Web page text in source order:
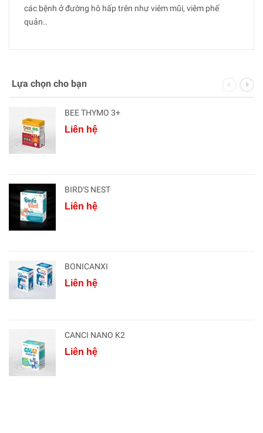
các bệnh ở đường hô hấp trên như viêm mũi, viêm phế
quản..
Lựa chọn cho bạn
BEE THYMO 3+
Liên hệ
BIRD'S NEST
Liên hệ
BONICANXI
Liên hệ
CANCI NANO K2
Liên hệ